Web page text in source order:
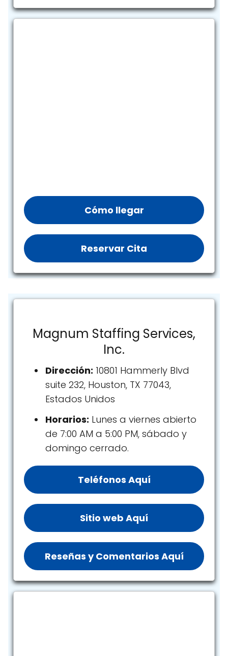
Cómo llegar
Reservar Cita
Magnum Staffing Services,
Inc.
Dirección: 10801 Hammerly Blvd
suite 232, Houston, TX 77043,
Estados Unidos
Horarios: Lunes a viernes abierto
de 7:00 AM a 5:00 PM, sábado y
domingo cerrado.
Teléfonos Aquí
Sitio web Aquí
Reseñas y Comentarios Aquí